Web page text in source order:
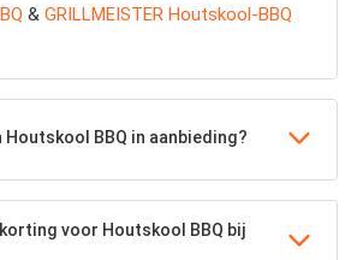
& GRILLMEISTER Houtskool-BBQ
Houtskool BBQ in aanbieding?
voor Houtskool BBQ bij